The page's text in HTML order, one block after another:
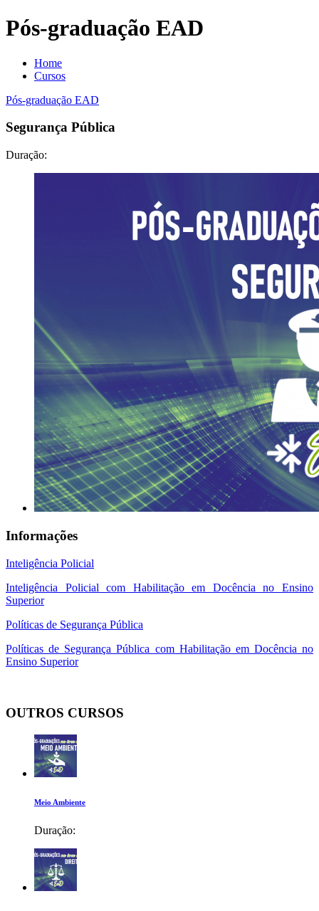
Pós-graduação EAD
Home
Cursos
Pós-graduação EAD
Segurança Pública
Duração:
Informações
Inteligência Policial
Inteligência Policial com Habilitação em Docência no Ensino
Superior
Políticas de Segurança Pública
Políticas de Segurança Pública com Habilitação em Docência no
Ensino Superior
OUTROS CURSOS
Meio Ambiente
Duração: